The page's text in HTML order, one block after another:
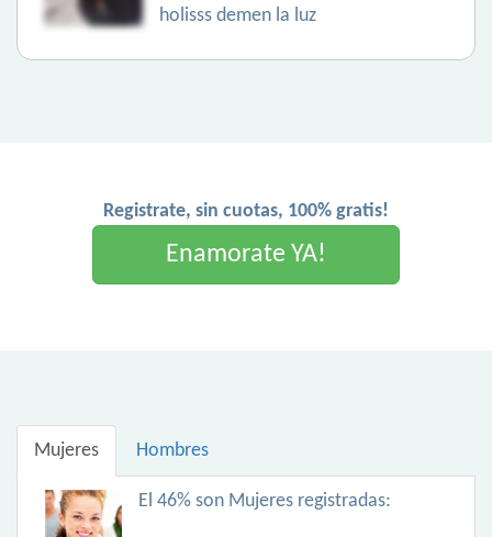
holisss demen la luz
Registrate, sin cuotas, 100% gratis!
Enamorate YA!
Mujeres Hombres
El 46% son Mujeres registradas: